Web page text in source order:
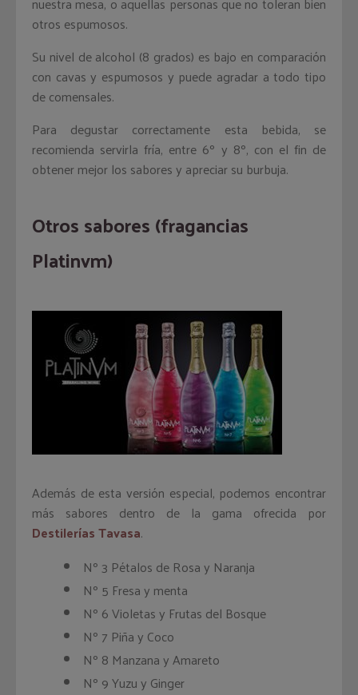
otros espumosos.
Su nivel de alcohol (8 grados) es bajo en comparación
con cavas y espumosos y puede agradar a todo tipo
de comensales.
Para degustar correctamente esta bebida, se
recomienda servirla fría, entre 6º y 8º, con el fin de
obtener mejor los sabores y apreciar su burbuja.
Otros sabores (fragancias
Platinvm)
Además de esta versión especial, podemos encontrar
más sabores dentro de la gama ofrecida por
Destilerías Tavasa.
Nº 3 Pétalos de Rosa y Naranja
Nº 5 Fresa y menta
Nº 6 Violetas y Frutas del Bosque
Nº 7 Piña y Coco
Nº 8 Manzana y Amareto
Nº 9 Yuzu y Ginger